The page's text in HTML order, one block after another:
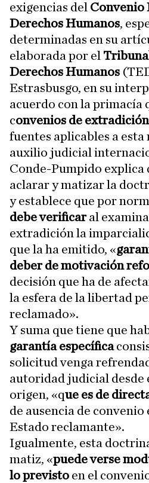
exigencias del Convenio
Derechos Humanos,
determinadas en su
elaborada por el
Derechos Humanos
Estrasbusgo, en su
acuerdo con la primacía
convenios de extradición
fuentes aplicables a esta
auxilio judicial
Conde-Pumpido explica
aclarar y matizar la
y establece que por
debe verificaral
extradición la
que la ha emitido, «
deber de motivación
decisión que ha de
la esfera de la libertad
reclamado».
Y suma que tiene que
garantía específica
solicitud venga
autoridad judicial desde
origen, «que es de
de ausencia de
Estado reclamante».
Igualmente, esta
matiz, «puede verse
lo previsto en el